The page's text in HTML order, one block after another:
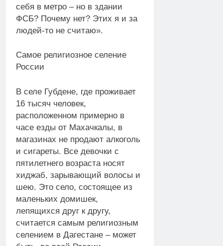
себя в метро – но в здании
ФСБ? Почему нет? Этих я и за
людей-то не считаю».
Самое религиозное селение
России
В селе Губдене, где проживает
16 тысяч человек,
расположенном примерно в
часе езды от Махачкалы, в
магазинах не продают алкоголь
и сигареты. Все девочки с
пятилетнего возраста носят
хиджаб, зарывающий волосы и
шею. Это село, состоящее из
маленьких домишек,
лепящихся друг к другу,
считается самым религиозным
селением в Дагестане – может